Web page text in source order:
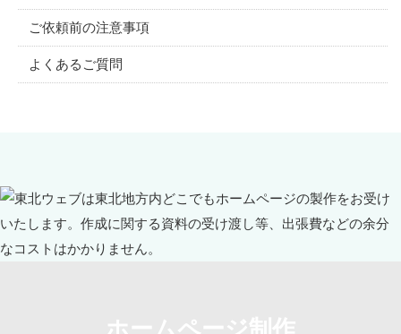
ご依頼前の注意事項
よくあるご質問